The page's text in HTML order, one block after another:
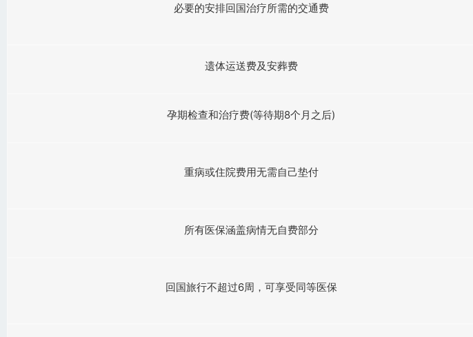
必要的安排回国治疗所需的交通费
遗体运送费及安葬费
孕期检查和治疗费(等待期8个月之后)
重病或住院费用无需自己垫付
所有医保涵盖病情无自费部分
回国旅行不超过6周，可享受同等医保